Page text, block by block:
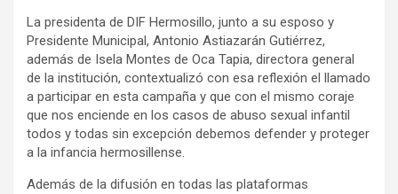
La presidenta de DIF Hermosillo, junto a su esposo y
Presidente Municipal, Antonio Astiazarán Gutiérrez,
además de Isela Montes de Oca Tapia, directora general
de la institución, contextualizó con esa reflexión el llamado
a participar en esta campaña y que con el mismo coraje
que nos enciende en los casos de abuso sexual infantil
todos y todas sin excepción debemos defender y proteger
a la infancia hermosillense.
Además de la difusión en todas las plataformas